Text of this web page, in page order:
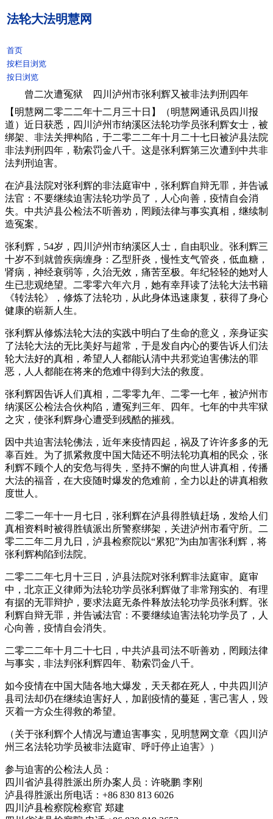
法轮大法明慧网
首页
按栏目浏览
按日浏览
曾二次遭冤狱 四川泸州市张利辉又被非法判刑四年
【明慧网二零二二年十二月三十日】（明慧网通讯员四川报
道）近日获悉，四川泸州市纳溪区法轮功学员张利辉女士，被
绑架、非法关押构陷，于二零二二年十月二十七日被泸县法院
非法判刑四年，勒索罚金八千。这是张利辉第三次遭到中共非
法判刑迫害。
在泸县法院对张利辉的非法庭审中，张利辉自辩无罪，并告诫
法官：不要继续迫害法轮功学员了，人心向善，疫情自会消
失。中共泸县公检法不听善劝，罔顾法律与事实真相，继续制
造冤案。
张利辉，54岁，四川泸州市纳溪区人士，自由职业。张利辉三
十岁不到就曾疾病缠身：乙型肝炎，慢性支气管炎，低血糖，
肾病，神经衰弱等，久治无效，痛苦至极。年纪轻轻的她对人
生已悲观绝望。二零零六年六月，她有幸拜读了法轮大法书籍
《转法轮》，修炼了法轮功，从此身体迅速康复，获得了身心
健康的崭新人生。
张利辉从修炼法轮大法的实践中明白了生命的意义，亲身证实
了法轮大法的无比美好与超常，于是发自内心的要告诉人们法
轮大法好的真相，希望人人都能认清中共邪党迫害佛法的罪
恶，人人都能在将来的危难中得到大法的救度。
张利辉因告诉人们真相，二零零九年、二零一七年，被泸州市
纳溪区公检法合伙构陷，遭冤判三年、四年。七年的中共牢狱
之灾，使张利辉身心遭受到残酷的摧残。
因中共迫害法轮佛法，近年来疫情四起，祸及了许许多多的无
辜百姓。为了抓紧救度中国大陆还不明法轮功真相的民众，张
利辉不顾个人的安危与得失，坚持不懈的向世人讲真相，传播
大法的福音，在大疫随时爆发的危难前，全力以赴的讲真相救
度世人。
二零二一年十一月七日，张利辉在泸县得胜镇赶场，发给人们
真相资料时被得胜镇派出所警察绑架，关进泸州市看守所。二
零二二年二月九日，泸县检察院以“累犯”为由加害张利辉，将
张利辉构陷到法院。
二零二二年七月十三日，泸县法院对张利辉非法庭审。庭审
中，北京正义律师为法轮功学员张利辉做了非常翔实的、有理
有据的无罪辩护，要求法庭无条件释放法轮功学员张利辉。张
利辉自辩无罪，并告诫法官：不要继续迫害法轮功学员了，人
心向善，疫情自会消失。
二零二二年十月二十七日，中共泸县司法不听善劝，罔顾法律
与事实，非法判张利辉四年、勒索罚金八千。
如今疫情在中国大陆各地大爆发，天天都在死人，中共四川泸
县司法却仍在继续迫害好人，加剧疫情的蔓延，害己害人，毁
灭着一方众生得救的希望。
（关于张利辉个人情况与遭迫害事实，见明慧网文章《四川泸
州三名法轮功学员被非法庭审、呼吁停止迫害》）
参与迫害的公检法人员：
四川省泸县得胜派出所办案人员：许晓鹏 李刚
泸县得胜派出所电话：+86 830 813 6026
四川泸县检察院检察官 郑建